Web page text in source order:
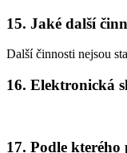
15. Jaké další
Další činnosti nejsou
16. Elektronická
17. Podle